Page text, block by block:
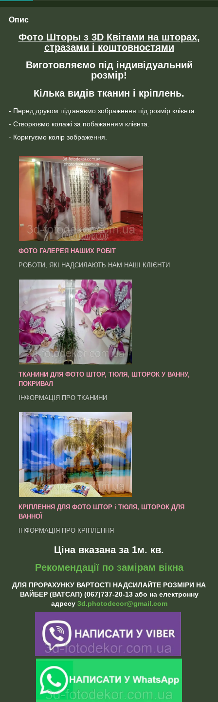
Опис
Фото Шторы з 3D Квітами на шторах,
стразами і коштовностями
Виготовляємо під індивідуальний
розмір!
Кілька видів тканин і кріплень.
- Перед друком підганяємо зображення під розмір клієнта.
- Створюємо колажі за побажанням клієнта.
- Коригуємо колір зображення.
ФОТО ГАЛЕРЕЯ НАШИХ РОБІТ
РОБОТИ, ЯКІ НАДСИЛАЮТЬ НАМ НАШІ КЛІЄНТИ
ТКАНИНИ ДЛЯ ФОТО ШТОР, ТЮЛЯ, ШТОРОК У ВАННУ,
ПОКРИВАЛ
ІНФОРМАЦІЯ ПРО ТКАНИНИ
КРІПЛЕННЯ ДЛЯ ФОТО ШТОР і ТЮЛЯ, ШТОРОК ДЛЯ
ВАННОЇ
ІНФОРМАЦІЯ ПРО КРІПЛЕННЯ
Ціна вказана за 1м. кв.
Рекомендації по замірам вікна
ДЛЯ ПРОРАХУНКУ ВАРТОСТІ НАДСИЛАЙТЕ РОЗМІРИ НА
ВАЙБЕР (ВАТСАП) (067)737-20-13 або на електронну
адресу 3d.photodecor@gmail.com